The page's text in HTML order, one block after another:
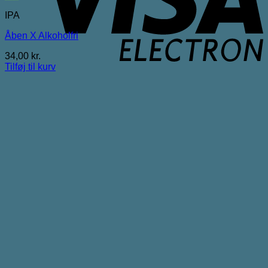
IPA
Åben X Alkoholfri
34,00 kr.
Tilføj til kurv